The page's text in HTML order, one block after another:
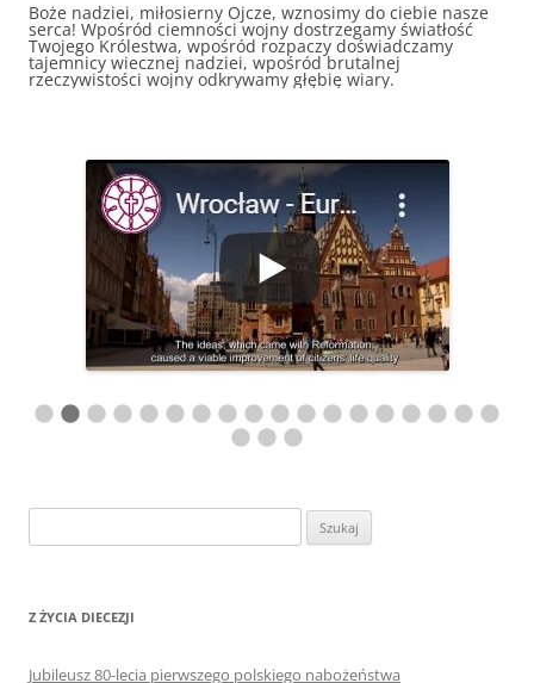
Boże nadziei, miłosierny Ojcze, wznosimy do ciebie nasze
serca! Wpośród ciemności wojny dostrzegamy światłość
Twojego Królestwa, wpośród rozpaczy doświadczamy
tajemnicy wiecznej nadziei, wpośród brutalnej
rzeczywistości wojny odkrywamy głębię wiary.
Szukaj:
Z ŻYCIA DIECEZJI
Jubileusz 80-lecia pierwszego polskiego nabożeństwa